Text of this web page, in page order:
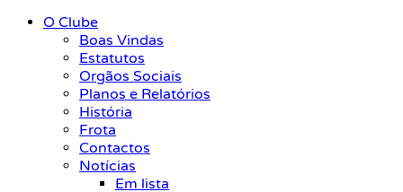
O Clube
Boas Vindas
Estatutos
Orgãos Sociais
Planos e Relatórios
História
Frota
Contactos
Notícias
Em lista